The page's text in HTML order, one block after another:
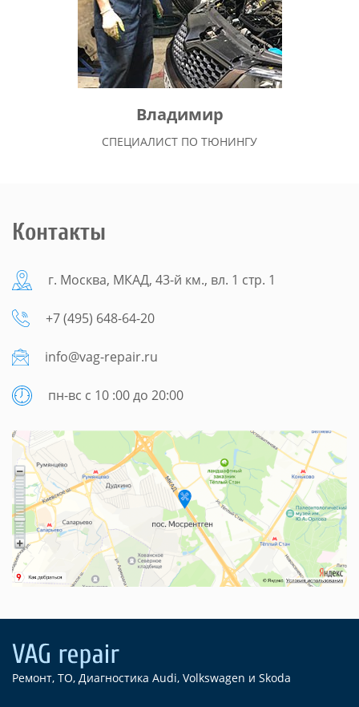
Владимир
СПЕЦИАЛИСТ ПО ТЮНИНГУ
Контакты
г. Москва, МКАД, 43-й км., вл. 1 стр. 1
+7 (495) 648-64-20
info@vag-repair.ru
пн-вс с 10 :00 до 20:00
Ремонт, ТО, Диагностика Audi, Volkswagen и Skoda